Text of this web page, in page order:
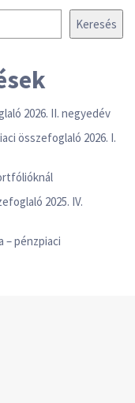
Keresés
2026. II. negyedév
összefoglaló 2026. I.
2025. IV.
– pénzpiaci